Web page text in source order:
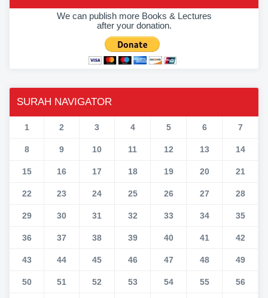
We can publish more Books & Lectures
after your donation.
SURAH NAVIGATOR
1 2 3 4 5 6 7
8 9 10 11 12 13 14
15 16 17 18 19 20 21
22 23 24 25 26 27 28
29 30 31 32 33 34 35
36 37 38 39 40 41 42
43 44 45 46 47 48 49
50 51 52 53 54 55 56